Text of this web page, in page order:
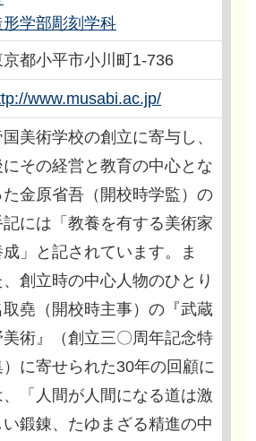
形学部彫刻学科
京都小平市小川町1-736
www.musabi.ac.jp/
美術学校の創立に寄与し、
にその経営と教育の中心とな
た金原省吾（開校時学監）の
記には「教養を有する美術家
成」と記されています。ま
、創立時の中心人物のひとり
取堯（開校時主事）の『武蔵
美術』（創立三〇周年記念特
）に寄せられた30年の回顧に
、「人間が人間になる道は激
い鍛錬、たゆまざる精進の中